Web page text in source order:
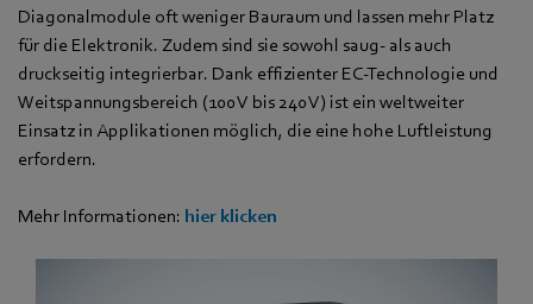
Diagonalmodule oft weniger Bauraum und lassen mehr Platz
für die Elektronik. Zudem sind sie sowohl saug- als auch
druckseitig integrierbar. Dank effizienter EC-Technologie und
Weitspannungsbereich (100 V bis 240 V) ist ein weltweiter
Einsatz in Applikationen möglich, die eine hohe Luftleistung
erfordern.
Mehr Informationen: hier klicken